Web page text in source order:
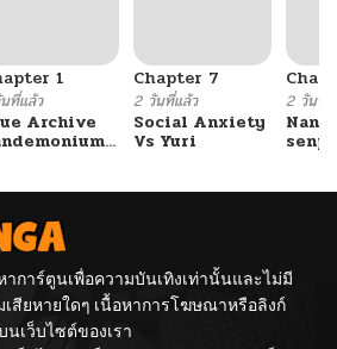
1
ที่แล้ว
Archive
Chapter 7
2 วันที่แล้ว
Social Anxiety
Vs Yuri
2 วันที่แ
าการ์ตูนเพื่อความบันเทิงเท่านั้นและไม่มี
สียหายใดๆ เนื้อหาการโฆษณาหรือลิงก์
เว็บไซต์ของเรา